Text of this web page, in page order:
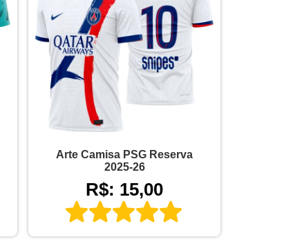
Arte Camisa PSG Reserva
2025-26
R$: 15,00